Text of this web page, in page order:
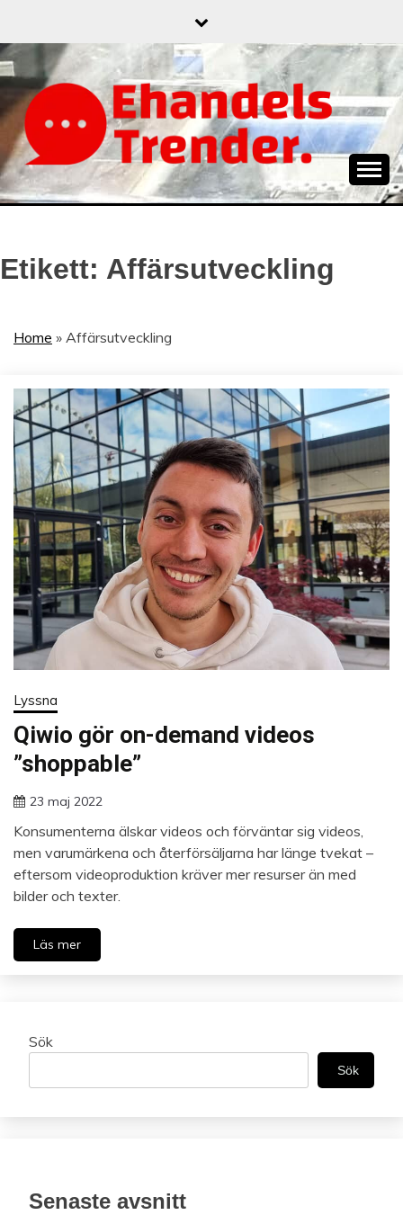
content
När allt blir e-handel
Etikett: Affärsutveckling
Home » Affärsutveckling
Lyssna
Qiwio gör on-demand videos
”shoppable”
23 maj 2022
Konsumenterna älskar videos och förväntar sig videos,
men varumärkena och återförsäljarna har länge tvekat –
eftersom videoproduktion kräver mer resurser än med
bilder och texter.
Läs mer
Sök
Sök
Senaste avsnitt